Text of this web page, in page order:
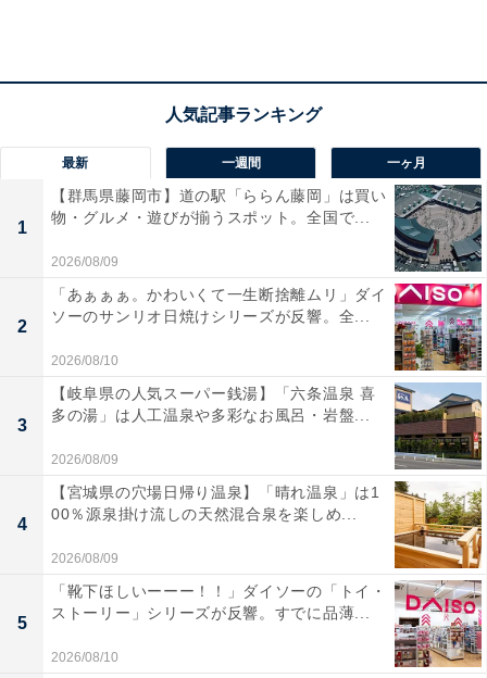
最新 一週間 一ヶ月
1
【群馬県藤岡市】道の駅「ららん藤岡」は買い
物・グルメ・遊びが揃うスポット。全国で...
2026/08/09
2
「あぁぁぁ。かわいくて一生断捨離ムリ」ダイ
ソーのサンリオ日焼けシリーズが反響。全...
2026/08/10
3
【岐阜県の人気スーパー銭湯】「六条温泉 喜
多の湯」は人工温泉や多彩なお風呂・岩盤...
2026/08/09
4
【宮城県の穴場日帰り温泉】「晴れ温泉」は1
00％源泉掛け流しの天然混合泉を楽しめ...
2026/08/09
5
「靴下ほしいーーー！！」ダイソーの「トイ・
ストーリー」シリーズが反響。すでに品薄...
2026/08/10